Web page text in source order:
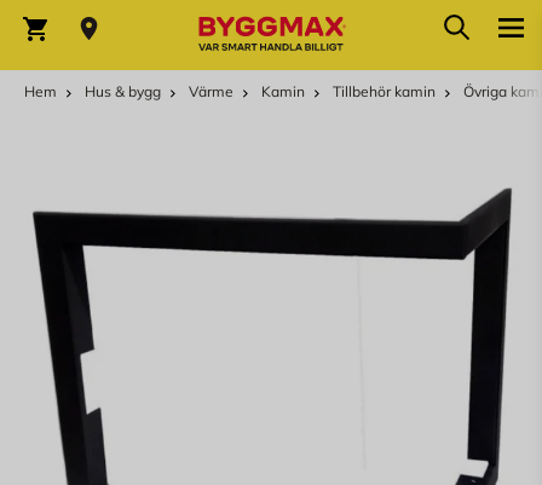
Varukorg Sök
Hem Hus & bygg Värme Kamin Tillbehör kamin Övriga